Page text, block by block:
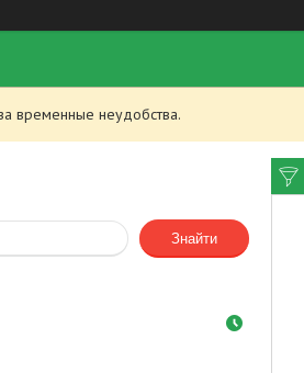
временные неудобства.
Знайти